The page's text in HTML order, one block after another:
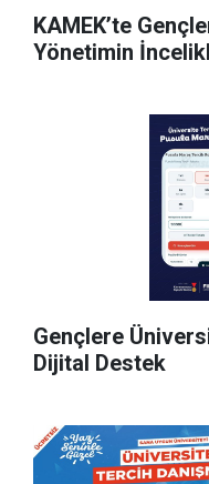
KAMEK’te
Yönetimin
Gençlere
Dijital Destek